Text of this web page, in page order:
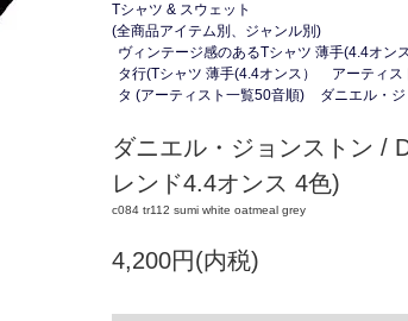
Tシャツ & スウェット
(全商品アイテム別、ジャンル別)
ヴィンテージ感のあるTシャツ 薄手(4.4オン
タ行(Tシャツ 薄手(4.4オンス）
アーティス
タ (アーティスト一覧50音順)
ダニエル・
ダニエル・ジョンストン /
レンド4.4オンス 4色)
c084 tr112 sumi white oatmeal grey
4,200円(内税)